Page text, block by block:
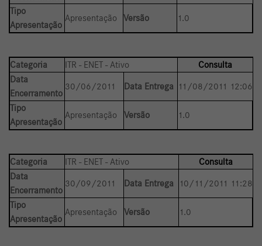
Tipo
Apresentação
Apresentação Versão 1.0
Categoria ITR - ENET - Ativo
Consulta
Data
Encerramento
30/06/2011 Data Entrega 11/08/2011 12:06
Tipo
Apresentação
Apresentação Versão 1.0
Categoria ITR - ENET - Ativo
Consulta
Data
Encerramento
30/09/2011 Data Entrega
10/11/2011 11:28
Tipo
Apresentação
Apresentação Versão 1.0